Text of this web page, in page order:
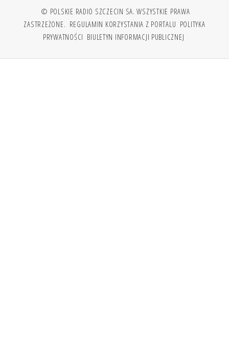
© POLSKIE RADIO SZCZECIN SA. WSZYSTKIE PRAWA
ZASTRZEŻONE. REGULAMIN KORZYSTANIA Z PORTALU POLITYKA
PRYWATNOŚCI BIULETYN INFORMACJI PUBLICZNEJ